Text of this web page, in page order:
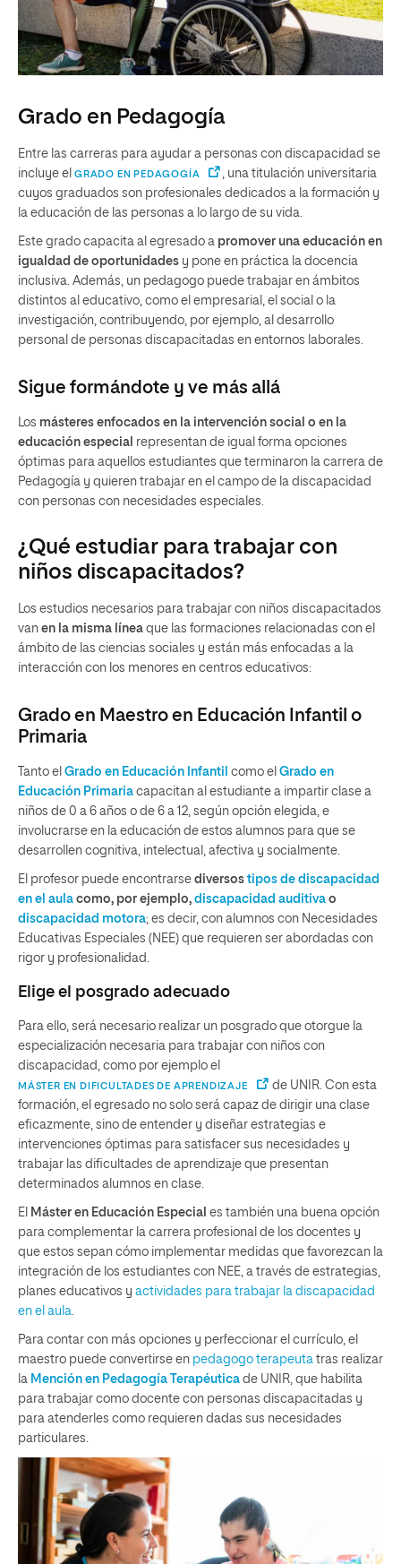
Grado en Pedagogía
Entre las carreras para ayudar a personas con discapacidad se
incluye el GRADO EN PEDAGOGÍA
, una titulación universitaria
cuyos graduados son profesionales dedicados a la formación y
la educación de las personas a lo largo de su vida.
Este grado capacita al egresado a promover una educación en
igualdad de oportunidades y pone en práctica la docencia
inclusiva. Además, un pedagogo puede trabajar en ámbitos
distintos al educativo, como el empresarial, el social o la
investigación, contribuyendo, por ejemplo, al desarrollo
personal de personas discapacitadas en entornos laborales.
Sigue formándote y ve más allá
Los másteres enfocados en la intervención social o en la
educación especial representan de igual forma opciones
óptimas para aquellos estudiantes que terminaron la carrera de
Pedagogía y quieren trabajar en el campo de la discapacidad
con personas con necesidades especiales.
¿Qué estudiar para trabajar con
niños discapacitados?
Los estudios necesarios para trabajar con niños discapacitados
van en la misma línea que las formaciones relacionadas con el
ámbito de las ciencias sociales y están más enfocadas a la
interacción con los menores en centros educativos:
Grado en Maestro en Educación Infantil o
Primaria
Tanto el Grado en Educación Infantil como el Grado en
Educación Primaria capacitan al estudiante a impartir clase a
niños de 0 a 6 años o de 6 a 12, según opción elegida, e
involucrarse en la educación de estos alumnos para que se
desarrollen cognitiva, intelectual, afectiva y socialmente.
El profesor puede encontrarse diversos tipos de discapacidad
en el aula como, por ejemplo, discapacidad auditiva o
discapacidad motora; es decir, con alumnos con Necesidades
Educativas Especiales (NEE) que requieren ser abordadas con
rigor y profesionalidad.
Elige el posgrado adecuado
Para ello, será necesario realizar un posgrado que otorgue la
especialización necesaria para trabajar con niños con
discapacidad, como por ejemplo el
MÁSTER EN DIFICULTADES DE APRENDIZAJE
de UNIR. Con esta
formación, el egresado no solo será capaz de dirigir una clase
eficazmente, sino de entender y diseñar estrategias e
intervenciones óptimas para satisfacer sus necesidades y
trabajar las dificultades de aprendizaje que presentan
determinados alumnos en clase.
El Máster en Educación Especial es también una buena opción
para complementar la carrera profesional de los docentes y
que estos sepan cómo implementar medidas que favorezcan la
integración de los estudiantes con NEE, a través de estrategias,
planes educativos y actividades para trabajar la discapacidad
en el aula.
Para contar con más opciones y perfeccionar el currículo, el
maestro puede convertirse en pedagogo terapeuta tras realizar
la Mención en Pedagogía Terapéutica de UNIR, que habilita
para trabajar como docente con personas discapacitadas y
para atenderles como requieren dadas sus necesidades
particulares.